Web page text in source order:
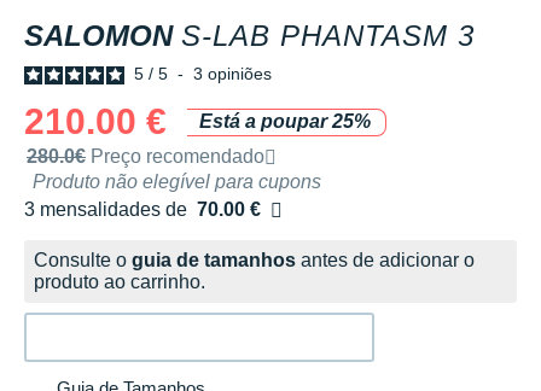
SALOMON S-LAB PHANTASM 3
5 / 5 - 3 opiniões
210.00 €
Está a poupar 25%
Preço de venda recomendado pela marca
280.0€ Preço recomendado
Produto não elegível para cupons
3 mensalidades de 70.00 €
sem custos
Consulte o guia de tamanhos antes de adicionar o
produto ao carrinho.